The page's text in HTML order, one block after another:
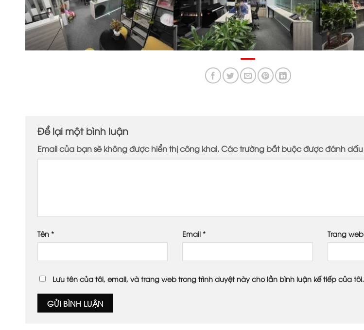
Để lại một bình luận
Email của bạn sẽ không được hiển thị công khai.Các trường bắt buộc được đánh dấu
Tên * Email * Trang web
Lưu tên của tôi, email, và trang web trong trình duyệt này cho lần bình luận kế tiếp của tôi.